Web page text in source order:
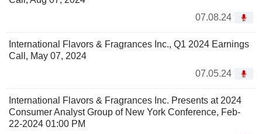
07.08.24
International Flavors & Fragrances Inc., Q1 2024 Earnings
Call, May 07, 2024
07.05.24
International Flavors & Fragrances Inc. Presents at 2024
Consumer Analyst Group of New York Conference, Feb-
22-2024 01:00 PM